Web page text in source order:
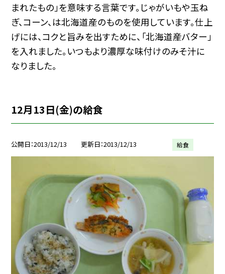
まれたもの」を意味する言葉です。じゃがいもや玉ね
ぎ、コーン、は北海道産のものを使用しています。仕上
げには、コクと旨みを出すために、「北海道産バター」
を入れました。いつもより濃厚な味付けのみそ汁に
なりました。
12月13日(金)の給食
公開日 2013/12/13 更新日 2013/12/13 給食